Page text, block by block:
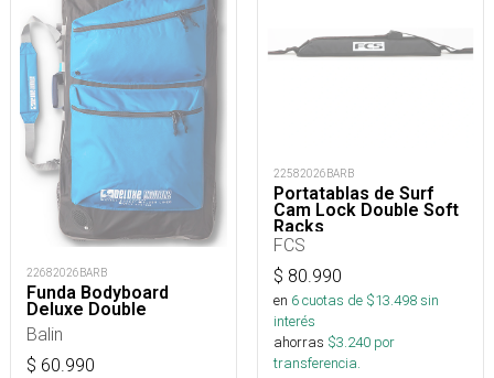
22682026BARB
Funda Bodyboard
Deluxe Double
Balin
$ 60.990
22582026BARB
Portatablas de Surf
Cam Lock Double Soft
Racks
FCS
$ 80.990
en 6cuotas de $13.498sin
interés
ahorras $3.240 por
transferencia.